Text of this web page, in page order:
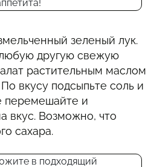
зеленый лук.
другую свежую
растительным маслом
вкусу подсыпьте соль и
перемешайте и
вкус. Возможно, что
сахара.